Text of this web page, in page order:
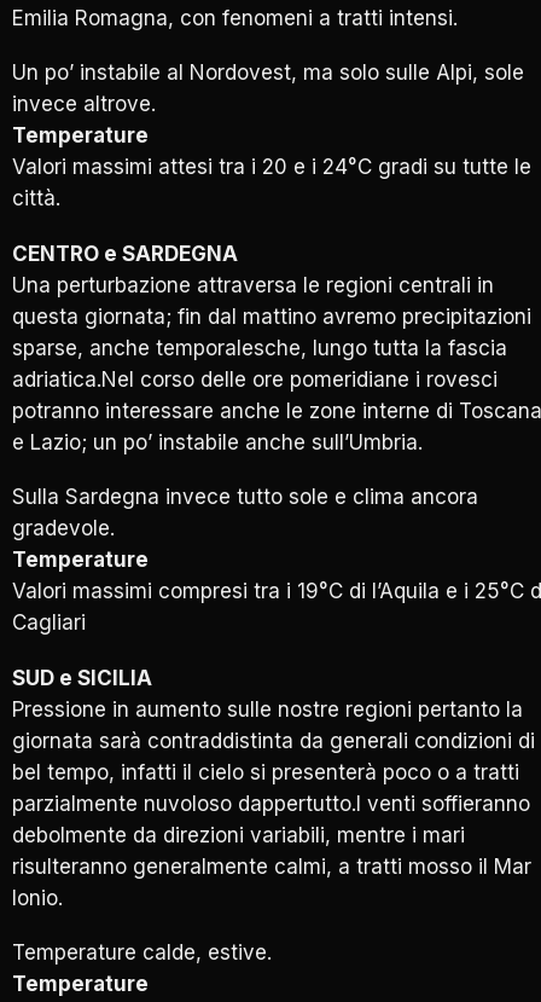
Emilia Romagna, con fenomeni a tratti intensi.
Un po’ instabile al Nordovest, ma solo sulle Alpi, sole
invece altrove.
Temperature
Valori massimi attesi tra i 20 e i 24°C gradi su tutte le
città.
CENTRO e SARDEGNA
Una perturbazione attraversa le regioni centrali in
questa giornata; fin dal mattino avremo precipitazioni
sparse, anche temporalesche, lungo tutta la fascia
adriatica.Nel corso delle ore pomeridiane i rovesci
potranno interessare anche le zone interne di Toscana
e Lazio; un po’ instabile anche sull’Umbria.
Sulla Sardegna invece tutto sole e clima ancora
gradevole.
Temperature
Valori massimi compresi tra i 19°C di l’Aquila e i 25°C
Cagliari
SUD e SICILIA
Pressione in aumento sulle nostre regioni pertanto la
giornata sarà contraddistinta da generali condizioni di
bel tempo, infatti il cielo si presenterà poco o a tratti
parzialmente nuvoloso dappertutto.I venti soffieranno
debolmente da direzioni variabili, mentre i mari
risulteranno generalmente calmi, a tratti mosso il Mar
Ionio.
Temperature calde, estive.
Temperature